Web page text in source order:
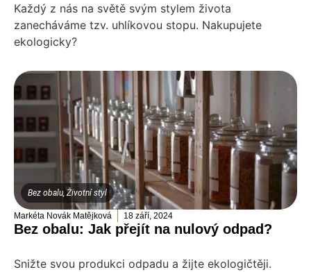
Každý z nás na světě svým stylem života
zanecháváme tzv. uhlíkovou stopu. Nakupujete
ekologicky?
Bez obalu,Životní styl
Markéta Novák Matějková 18 září, 2024
Bez obalu: Jak přejít na nulový odpad?
Snižte svou produkci odpadu a žijte ekologičtěji.